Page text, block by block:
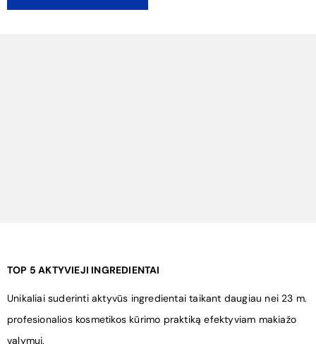
TOP 5 AKTYVIEJI INGREDIENTAI
Unikaliai suderinti aktyvūs ingredientai taikant daugiau nei 23 m.
profesionalios kosmetikos kūrimo praktiką efektyviam makiažo
valymui.